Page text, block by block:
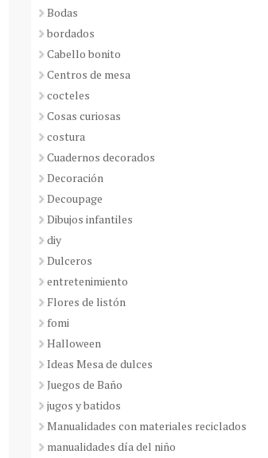
Bodas
bordados
Cabello bonito
Centros de mesa
cocteles
Cosas curiosas
costura
Cuadernos decorados
Decoración
Decoupage
Dibujos infantiles
diy
Dulceros
entretenimiento
Flores de listón
fomi
Halloween
Ideas Mesa de dulces
Juegos de Baño
jugos y batidos
Manualidades con materiales reciclados
manualidades día del niño